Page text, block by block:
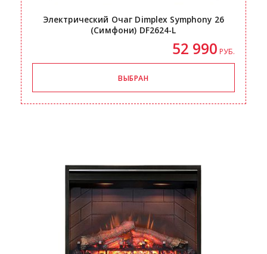
Электрический Очаг Dimplex Symphony 26
(Симфони) DF2624-L
52 990 РУБ.